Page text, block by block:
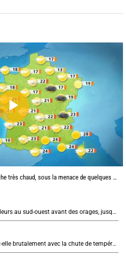
chaud, sous la menace de quelques orages
Météo aujourd'hui : très fortes chaleurs au sud-ouest avant des orages, jusqu'à 39°C
Eclipse J-5 : l'humidité augmente-t-elle brutalement avec la chute de température pendant l'éclipse du 12 août ?